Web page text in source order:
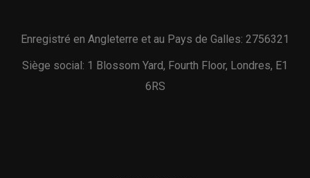
Enregistré en Angleterre et au Pays de Galles: 2756321
Siège social: 1 Blossom Yard, Fourth Floor, Londres, E1
6RS